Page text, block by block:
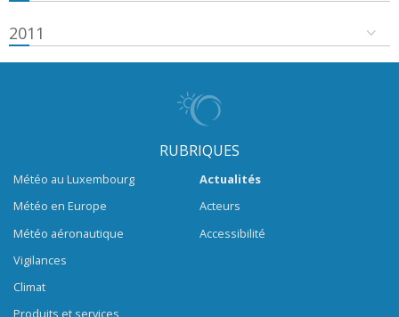
2011
RUBRIQUES
Météo au Luxembourg
Météo en Europe
Météo aéronautique
Vigilances
Climat
Produits et services
Actualités
Acteurs
Accessibilité